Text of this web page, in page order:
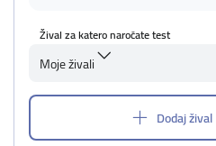
Žival za katero naročate test
Moje živali
Dodaj žival